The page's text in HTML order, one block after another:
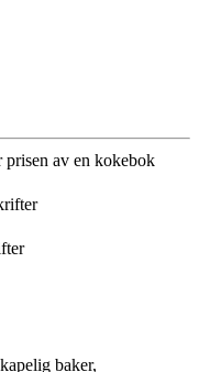
av en kokebok
baker,